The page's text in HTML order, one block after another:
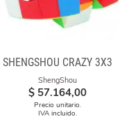
SHENGSHOU CRAZY 3X3
ShengShou
$ 57.164,00
Precio unitario.
IVA incluido.